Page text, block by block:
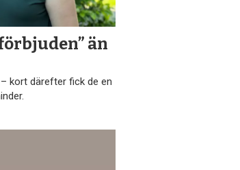
än
kort därefter fick de en